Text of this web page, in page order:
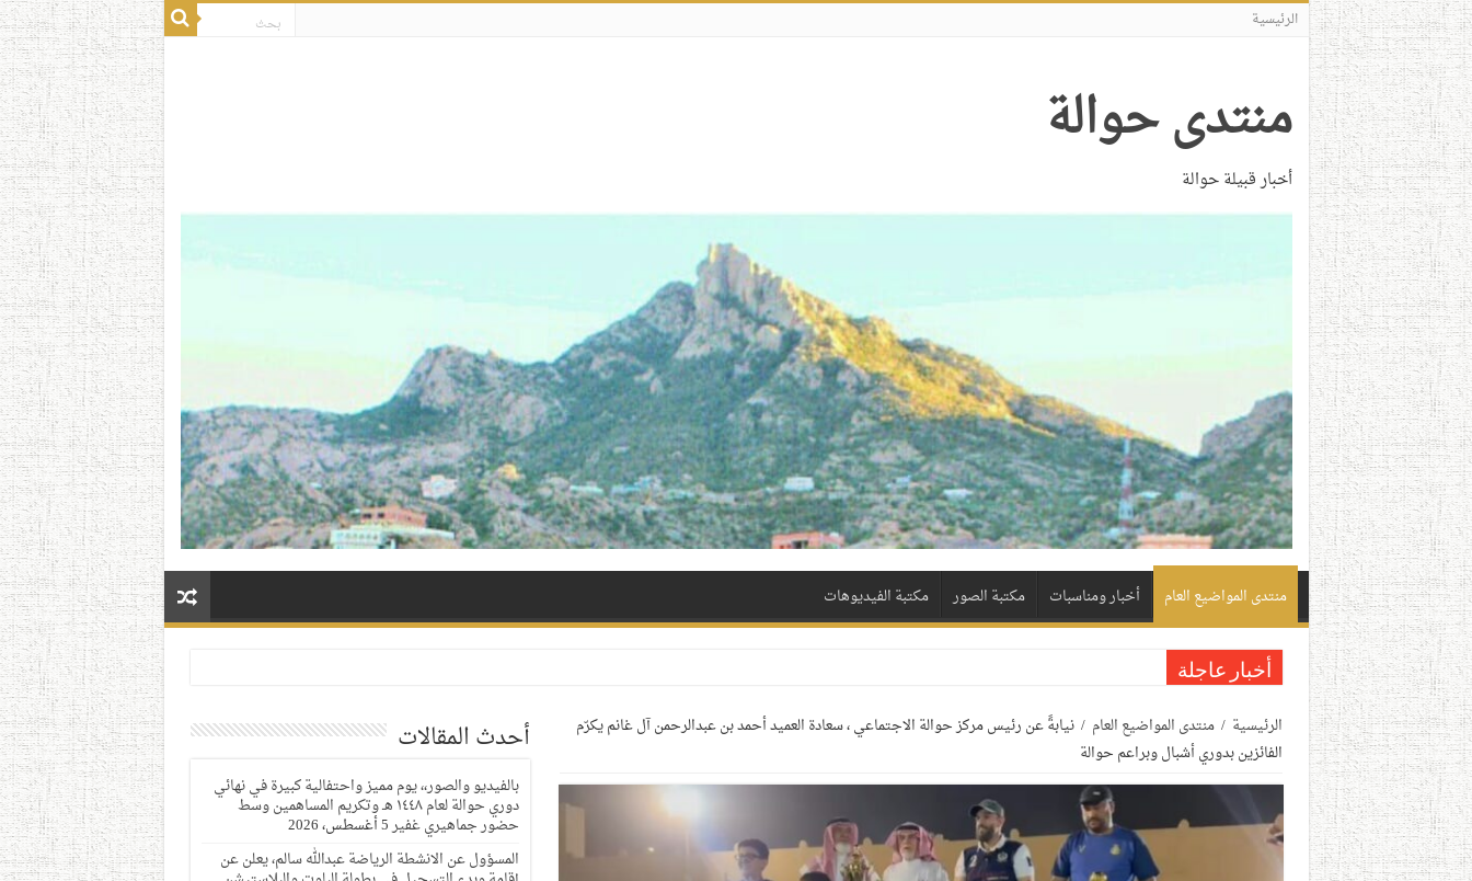
الرئيسية
منتدى حوالة
أخبار قبيلة حوالة
منتدى المواضيع العام أخبار ومناسبات مكتبة الصور مكتبة الفيديوهات
أخبار عاجلة
الرئيسية / منتدى المواضيع العام / نيابةً عن رئيس مركز حوالة الاجتماعي ، سعادة العميد أحمد بن عبدالرحمن آل غانم يكرّم
الفائزين بدوري أشبال وبراعم حوالة
أحدث المقالات
بالفيديو والصور،، يوم مميز واحتفالية كبيرة في نهائي
دوري حوالة لعام ١٤٤٨ هـ وتكريم المساهمين وسط
حضور جماهيري غفير5 أغسطس، 2026
المسؤول عن الانشطة الرياضة عبدالله سالم، يعلن عن